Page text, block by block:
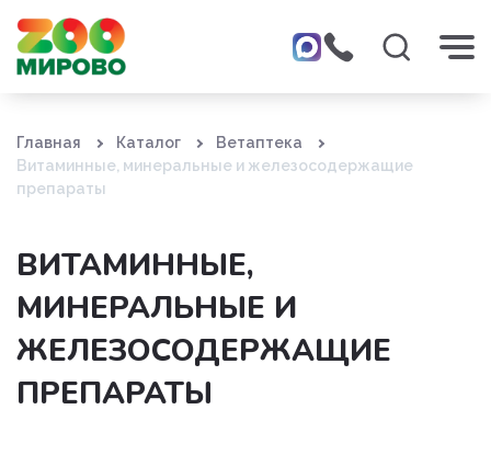
Главная Каталог
Ветаптека
Витаминные, минеральные и железосодержащие
препараты
ВИТАМИННЫЕ,
МИНЕРАЛЬНЫЕ И
ЖЕЛЕЗОСОДЕРЖАЩИЕ
ПРЕПАРАТЫ